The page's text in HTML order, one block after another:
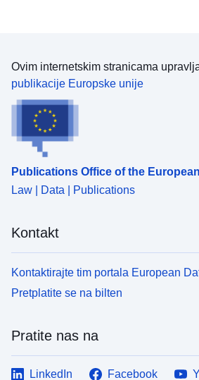
Ovim internetskim stranicama
publikacije Europske unije
Publications Office of the
Law | Data | Publications
Kontakt
Kontaktirajte tim portala European
Pretplatite se na bilten
Pratite nas na
LinkedIn Facebook